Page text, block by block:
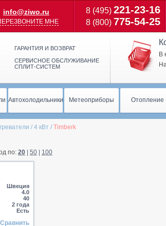
info@ziwo.ru
МНЕ
8 (495) 221-23-16
8 (800) 775-54-25
ГАРАНТИЯ И ВОЗВРАТ
СЕРВИСНОЕ ОБСЛУЖИВАНИЕ
СПЛИТ-СИСТЕМ
В
Автохолодильники Метеоприборы Отопление
/ 4 кВт / Timberk
по: 20 50 100
Швеция
4.0
40
2 года
Есть
Сравнить